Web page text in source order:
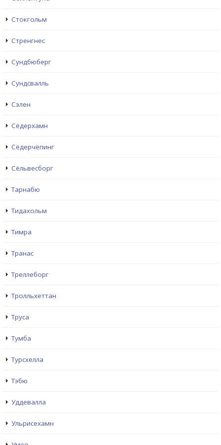
Стокгольм
Стренгнес
Сундбюберг
Сундсвалль
Сэлен
Сёдерхамн
Сёдерчёпинг
Сёльвесборг
Тарнабю
Тидахольм
Тимра
Транас
Треллеборг
Тролльхеттан
Труса
Тумба
Турсхелла
Тэбю
Уддевалла
Ульрисехамн